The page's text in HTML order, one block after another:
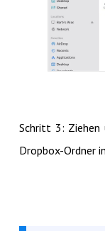
Schritt 3: Ziehen
Dropbox-Ordner